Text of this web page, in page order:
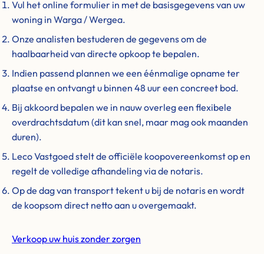
Vul het online formulier in met de basisgegevens van uw
woning in Warga / Wergea.
Onze analisten bestuderen de gegevens om de
haalbaarheid van directe opkoop te bepalen.
Indien passend plannen we een éénmalige opname ter
plaatse en ontvangt u binnen 48 uur een concreet bod.
Bij akkoord bepalen we in nauw overleg een flexibele
overdrachtsdatum (dit kan snel, maar mag ook maanden
duren).
Leco Vastgoed stelt de officiële koopovereenkomst op en
regelt de volledige afhandeling via de notaris.
Op de dag van transport tekent u bij de notaris en wordt
de koopsom direct netto aan u overgemaakt.
Verkoop uw huis zonder zorgen